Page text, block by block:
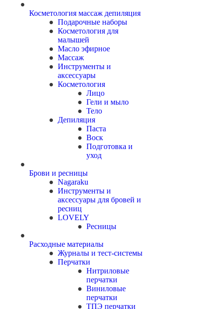
Косметология массаж депиляция
Подарочные наборы
Косметология для
малышей
Масло эфирное
Массаж
Инструменты и
аксессуары
Косметология
Лицо
Гели и мыло
Тело
Депиляция
Паста
Воск
Подготовка и
уход
Брови и ресницы
Nagaraku
Инструменты и
аксессуары для бровей и
ресниц
LOVELY
Ресницы
Расходные материалы
Журналы и тест-системы
Перчатки
Нитриловые
перчатки
Виниловые
перчатки
ТПЭ перчатки